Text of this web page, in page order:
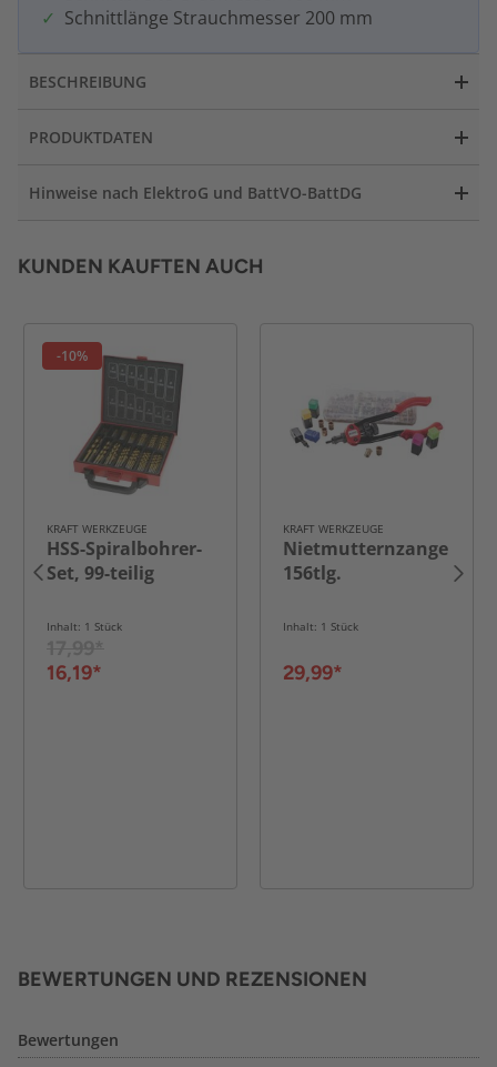
Schnittlänge Strauchmesser 200 mm
BESCHREIBUNG
PRODUKTDATEN
Hinweise nach ElektroG und BattVO-BattDG
KUNDEN KAUFTEN AUCH
-10%
KRAFT WERKZEUGE
HSS-Spiralbohrer-
Set, 99-teilig
Inhalt: 1 Stück
16,19*
KRAFT WERKZEUGE
Nietmutternzange
156tlg.
Inhalt: 1 Stück
29,99*
BEWERTUNGEN UND REZENSIONEN
Bewertungen